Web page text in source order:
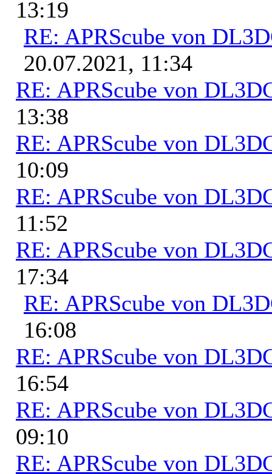
13:19
RE: APRScube von
20.07.2021, 11:34
RE: APRScube von
13:38
RE: APRScube von
10:09
RE: APRScube von
11:52
RE: APRScube von
17:34
RE: APRScube von
16:08
RE: APRScube von
16:54
RE: APRScube von
09:10
RE: APRScube von